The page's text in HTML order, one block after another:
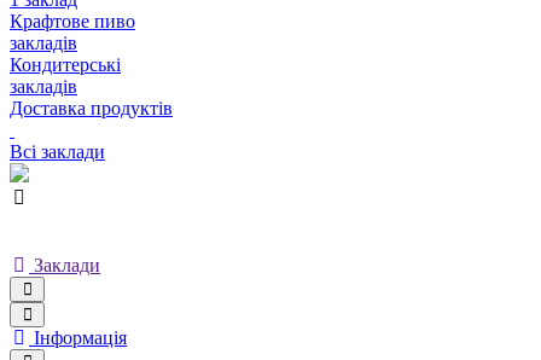
Крафтове пиво
закладів
Кондитерські
закладів
Доставка продуктів
Всі заклади
Заклади
Інформація